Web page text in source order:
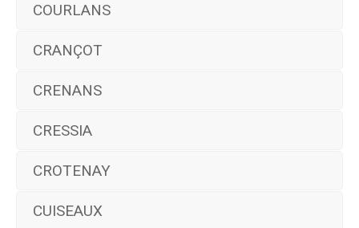
COURLANS
CRANÇOT
CRENANS
CRESSIA
CROTENAY
CUISEAUX